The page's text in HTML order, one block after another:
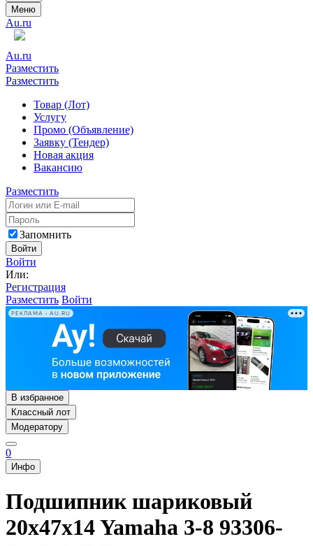
Меню
Au.ru
Au.ru
Разместить
Разместить
Товар (Лот)
Услугу
Промо (Объявление)
Заявку (Тендер)
Новая акция
Вакансию
Разместить
Запомнить
Войти
Войти
Или:
Регистрация
Разместить Войти
РЕКЛАМА • AU.RU
В избранное
Классный лот
Модератору
0
Инфо
Подшипник шариковый
20x47x14 Yamaha 3-8 93306-